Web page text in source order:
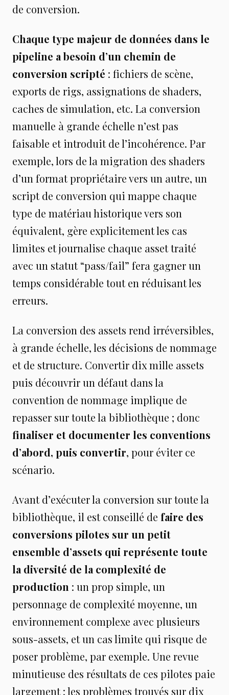
de conversion.
Chaque type majeur de données dans le
pipeline a besoin d’un chemin de
conversion scripté : fichiers de scène,
exports de rigs, assignations de shaders,
caches de simulation, etc. La conversion
manuelle à grande échelle n’est pas
faisable et introduit de l’incohérence. Par
exemple, lors de la migration des shaders
d’un format propriétaire vers un autre, un
script de conversion qui mappe chaque
type de matériau historique vers son
équivalent, gère explicitement les cas
limites et journalise chaque asset traité
avec un statut “pass/fail” fera gagner un
temps considérable tout en réduisant les
erreurs.
La conversion des assets rend irréversibles,
à grande échelle, les décisions de nommage
et de structure. Convertir dix mille assets
puis découvrir un défaut dans la
convention de nommage implique de
repasser sur toute la bibliothèque ; donc
finaliser et documenter les conventions
d’abord, puis convertir, pour éviter ce
scénario.
Avant d’exécuter la conversion sur toute la
bibliothèque, il est conseillé de faire des
conversions pilotes sur un petit
ensemble d’assets qui représente toute
la diversité de la complexité de
production : un prop simple, un
personnage de complexité moyenne, un
environnement complexe avec plusieurs
sous-assets, et un cas limite qui risque de
poser problème, par exemple. Une revue
minutieuse des résultats de ces pilotes paie
largement : les problèmes trouvés sur dix